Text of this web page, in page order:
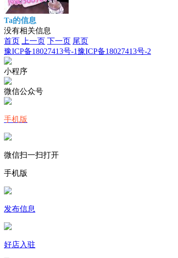
Ta的信息
没有相关信息
首页
上一页 下一页 尾页
豫ICP备18027413号-1豫ICP备18027413号-2
小程序
微信公众号
手机版
微信扫一扫打开
手机版
发布信息
好店入驻